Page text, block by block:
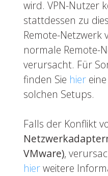
wird. VPN-Nutzer
stattdessen zu
Remote-Netzwerk
normale Remote-
verursacht. Für
finden Sie hiereine
solchen Setups.
Falls der Konflikt
VMware),
hierweitere